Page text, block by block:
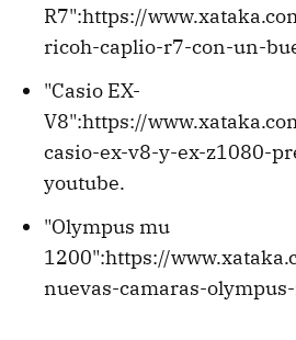
R7":https://
ricoh-caplio-r7-con-un-
"Casio EX-
V8":https://
casio-ex-v8-y-ex-z1080-
youtube.
"Olympus mu
1200":https://
nuevas-camaras-